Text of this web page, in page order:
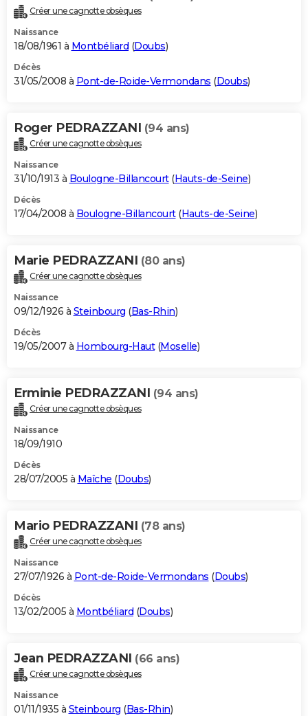
Créer une cagnotte obsèques
Naissance
18/08/1961 à Montbéliard (Doubs)
Décès
31/05/2008 à Pont-de-Roide-Vermondans (Doubs)
Roger PEDRAZZANI (94 ans)
Créer une cagnotte obsèques
Naissance
31/10/1913 à Boulogne-Billancourt(Hauts-de-Seine)
Décès
17/04/2008 à Boulogne-Billancourt(Hauts-de-Seine)
Marie PEDRAZZANI (80 ans)
Créer une cagnotte obsèques
Naissance
09/12/1926 à Steinbourg (Bas-Rhin)
Décès
19/05/2007 à Hombourg-Haut(Moselle)
Erminie PEDRAZZANI (94 ans)
Créer une cagnotte obsèques
Naissance
18/09/1910
Décès
28/07/2005 à Maîche (Doubs)
Mario PEDRAZZANI (78 ans)
Créer une cagnotte obsèques
Naissance
27/07/1926 à Pont-de-Roide-Vermondans (Doubs)
Décès
13/02/2005 à Montbéliard (Doubs)
Jean PEDRAZZANI (66 ans)
Créer une cagnotte obsèques
Naissance
01/11/1935 à Steinbourg (Bas-Rhin)